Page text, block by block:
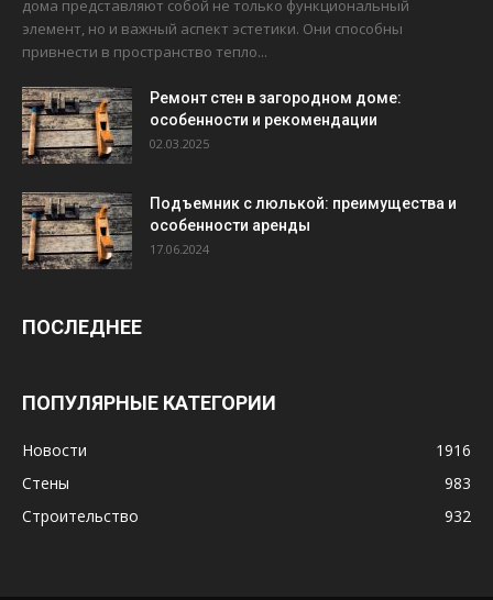
дома представляют собой не только функциональный
элемент, но и важный аспект эстетики. Они способны
привнести в пространство тепло...
Ремонт стен в загородном доме:
особенности и рекомендации
02.03.2025
Подъемник с люлькой: преимущества и
особенности аренды
17.06.2024
ПОСЛЕДНЕЕ
ПОПУЛЯРНЫЕ КАТЕГОРИИ
Новости
1916
Стены
983
Строительство
932